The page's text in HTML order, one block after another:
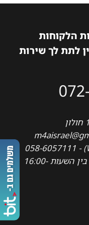
הלקוחות
לתת לך שירות
א'-ה' בין השעות 16:00-